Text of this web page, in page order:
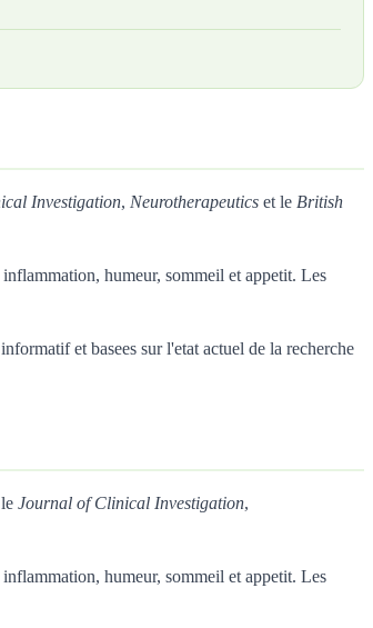
Investigation, Neurotherapeutics et le British
humeur, sommeil et appetit. Les
et basees sur l'etat actuel de la recherche
Journal of Clinical Investigation,
humeur, sommeil et appetit. Les